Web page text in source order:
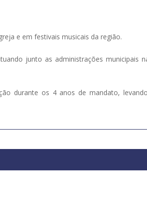
e em festivais musicais da região.
junto as administrações municipais
durante os 4 anos de mandato,